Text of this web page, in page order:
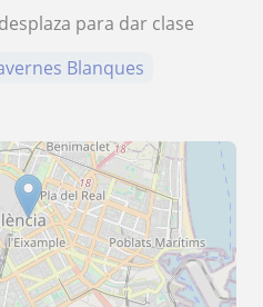
para dar clase
Blanques